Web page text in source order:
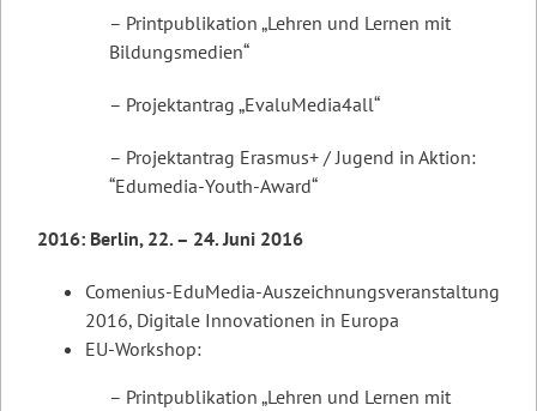
– Printpublikation „Lehren und Lernen mit
Bildungsmedien“
– Projektantrag „EvaluMedia4all“
– Projektantrag Erasmus+ / Jugend in Aktion:
“Edumedia-Youth-Award“
2016: Berlin, 22. – 24. Juni 2016
Comenius-EduMedia-Auszeichnungsveranstaltung
2016, Digitale Innovationen in Europa
EU-Workshop:
– Printpublikation „Lehren und Lernen mit